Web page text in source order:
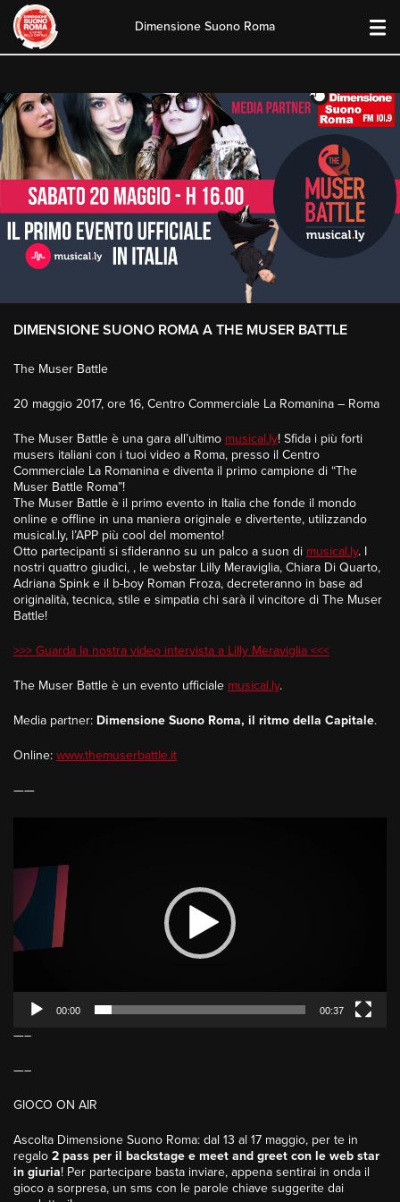
content
Dimensione Suono Roma
DIMENSIONE SUONO ROMA A THE MUSER BATTLE
The Muser Battle
20 maggio 2017, ore 16, Centro Commerciale La Romanina – Roma
The Muser Battle è una gara all’ultimo musical.ly! Sfida i più forti
musers italiani con i tuoi video a Roma, presso il Centro
Commerciale La Romanina e diventa il primo campione di “The
Muser Battle Roma”!
The Muser Battle è il primo evento in Italia che fonde il mondo
online e offline in una maniera originale e divertente, utilizzando
musical.ly, l’APP più cool del momento!
Otto partecipanti si sfideranno su un palco a suon di musical.ly. I
nostri quattro giudici, , le webstar Lilly Meraviglia, Chiara Di Quarto,
Adriana Spink e il b-boy Roman Froza, decreteranno in base ad
originalità, tecnica, stile e simpatia chi sarà il vincitore di The Muser
Battle!
>>> Guarda la nostra video intervista a Lilly Meraviglia <<<
The Muser Battle è un evento ufficiale musical.ly.
Media partner: Dimensione Suono Roma, il ritmo della Capitale.
Online: www.themuserbattle.it
——
00:00 00:37
—–
—–
GIOCO ON AIR
Ascolta Dimensione Suono Roma: dal 13 al 17 maggio, per te in
regalo 2 pass per il backstage e meet and greet con le web star
in giuria! Per partecipare basta inviare, appena sentirai in onda il
gioco a sorpresa, un sms con le parole chiave suggerite dai